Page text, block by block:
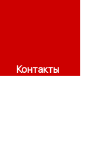
Контакты